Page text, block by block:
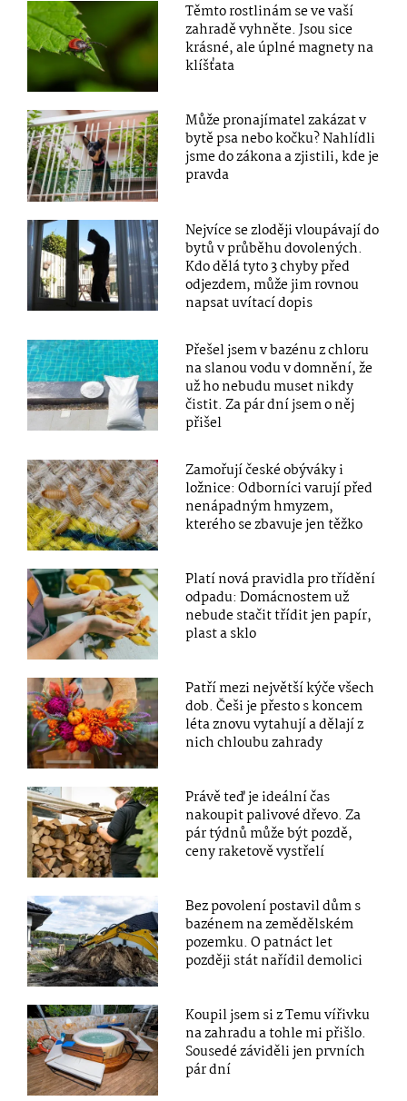
Těmto rostlinám se ve vaší
zahradě vyhněte. Jsou sice
krásné, ale úplné magnety na
klíšťata
Může pronajímatel zakázat v
bytě psa nebo kočku? Nahlídli
jsme do zákona a zjistili, kde je
pravda
Nejvíce se zloději vloupávají do
bytů v průběhu dovolených.
Kdo dělá tyto 3 chyby před
odjezdem, může jim rovnou
napsat uvítací dopis
Přešel jsem v bazénu z chloru
na slanou vodu v domnění, že
už ho nebudu muset nikdy
čistit. Za pár dní jsem o něj
přišel
Zamořují české obýváky i
ložnice: Odborníci varují před
nenápadným hmyzem,
kterého se zbavuje jen těžko
Platí nová pravidla pro třídění
odpadu: Domácnostem už
nebude stačit třídit jen papír,
plast a sklo
Patří mezi největší kýče všech
dob. Češi je přesto s koncem
léta znovu vytahují a dělají z
nich chloubu zahrady
Právě teď je ideální čas
nakoupit palivové dřevo. Za
pár týdnů může být pozdě,
ceny raketově vystřelí
Bez povolení postavil dům s
bazénem na zemědělském
pozemku. O patnáct let
později stát nařídil demolici
Koupil jsem si z Temu vířivku
na zahradu a tohle mi přišlo.
Sousedé záviděli jen prvních
pár dní